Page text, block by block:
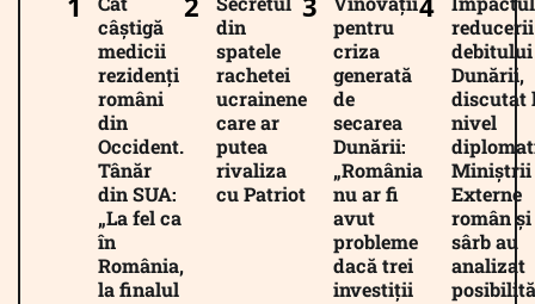
câștigă
medicii
rezidenți
români
din
Occident.
Tânăr
din SUA:
„La fel ca
în
România,
la finalul
din
spatele
rachetei
ucrainene
care ar
putea
rivaliza
cu Patriot
pentru
criza
generată
de
secarea
Dunării:
„România
nu ar fi
avut
probleme
dacă trei
investiții
reducerii
debitului
Dunării,
discutat
nivel
Miniștrii
Externe
român și
sârb au
analizat